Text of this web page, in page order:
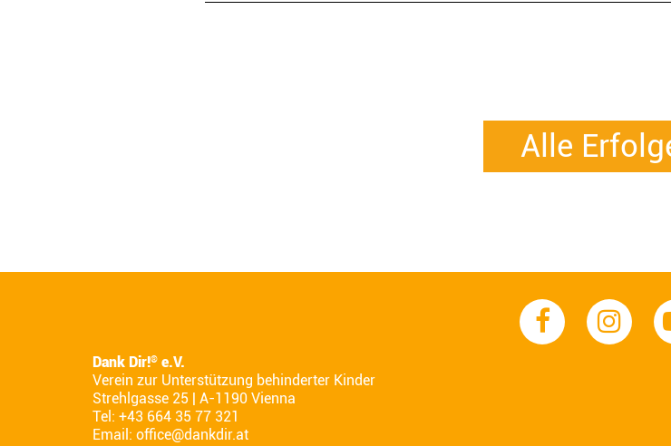
Alle
Dank Dir!® e.V.
Verein zur Unterstützung behinderter Kinder
Strehlgasse 25 | A-1190 Vienna
Tel: +43 664 35 77 321
Email: office@dankdir.at